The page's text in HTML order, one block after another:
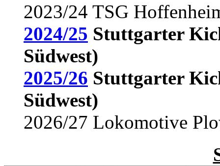
2023/24 TSG
2024/25 Stuttgarter
Südwest)
2025/26 Stuttgarter
Südwest)
2026/27 Lokomotive